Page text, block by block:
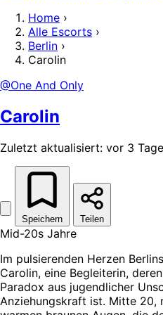
Home ›
Alle Escorts ›
Berlin ›
Carolin
@One And Only
Carolin
Zuletzt aktualisiert: vor 3
Speichern Teilen
Mid-20s Jahre
Im pulsierenden Herzen
Carolin, eine Begleiterin,
Paradox aus jugendlicher
Anziehungskraft ist. Mitte 20,